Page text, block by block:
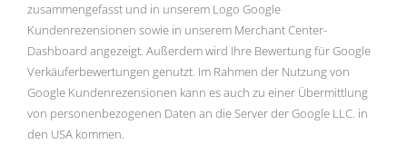
zusammengefasst und in unserem Logo Google
Kundenrezensionen sowie in unserem Merchant Center-
Dashboard angezeigt. Außerdem wird Ihre Bewertung für Google
Verkäuferbewertungen genutzt. Im Rahmen der Nutzung von
Google Kundenrezensionen kann es auch zu einer Übermittlung
von personenbezogenen Daten an die Server der Google LLC. in
den USA kommen.